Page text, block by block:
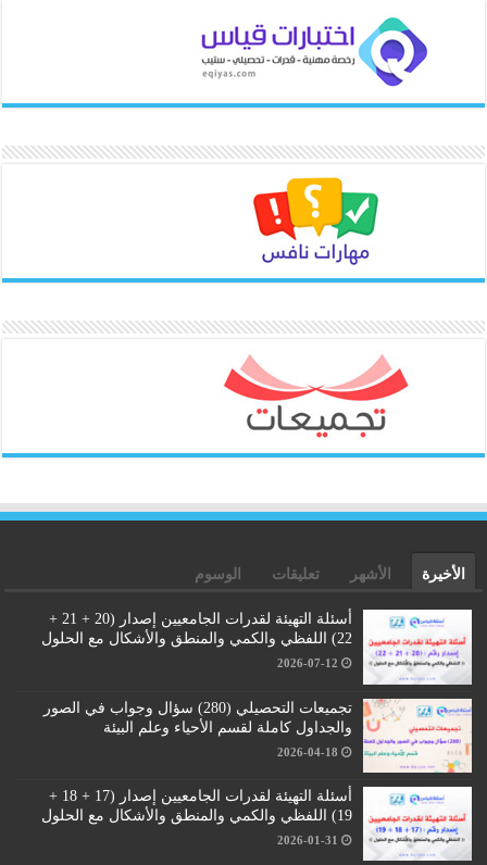
الأخيرة الأشهر تعليقات الوسوم
أسئلة التهيئة لقدرات الجامعيين إصدار (20 + 21 +
22) اللفظي والكمي والمنطق والأشكال مع الحلول
2026-07-12
تجميعات التحصيلي (280) سؤال وجواب في الصور
والجداول كاملة لقسم الأحياء وعلم البيئة
2026-04-18
أسئلة التهيئة لقدرات الجامعيين إصدار (17 + 18 +
19) اللفظي والكمي والمنطق والأشكال مع الحلول
2026-01-31